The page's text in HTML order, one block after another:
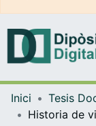
Inici Tesis